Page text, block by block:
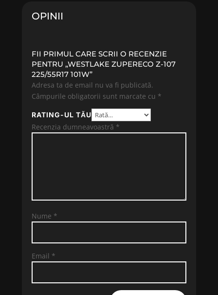
OPINII
FII PRIMUL CARE SCRII O RECENZIE
PENTRU „WESTLAKE ZUPERECO Z-107
225/55R17 101W”
Adresa ta de email nu va fi publicată.
Câmpurile obligatorii sunt marcate cu *
RATING-UL TĂU
Recenzia dumneavoastră *
Nume *
Email *